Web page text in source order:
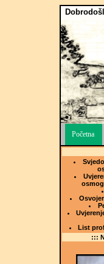
Početna
List
:::